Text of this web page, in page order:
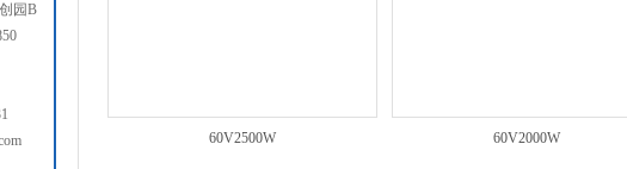
园B
60V2500W 60V2000W